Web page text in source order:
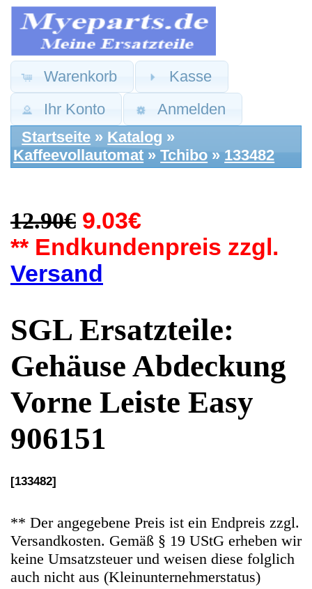
Warenkorb
Kasse
Ihr Konto
Anmelden
»
Kaffeevollautomat» Tchibo »133482
12.90€ 9.03€
SGL Ersatzteile:
Gehäuse Abdeckung
Vorne Leiste Easy
906151
** Der angegebene Preis ist ein Endpreis zzgl.
keine Umsatzsteuer und weisen diese folglich
auch nicht aus (Kleinunternehmerstatus)
Ersatzteile Gebrauchteware
Original Ersatzteil: Gehäuse Abdeckung Vorne